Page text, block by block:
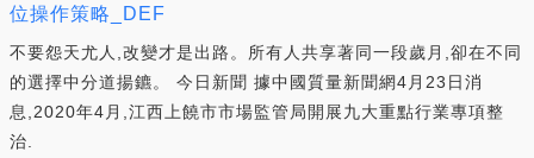
位操作策略_DEF
不要怨天尤人,改變才是出路。所有人共享著同一段歲月,卻在不同
的選擇中分道揚鑣。 今日新聞 據中國質量新聞網4月23日消
息,2020年4月,江西上饒市市場監管局開展九大重點行業專項整
治.